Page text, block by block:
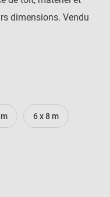
dimensions. Vendu
6 x 8 m